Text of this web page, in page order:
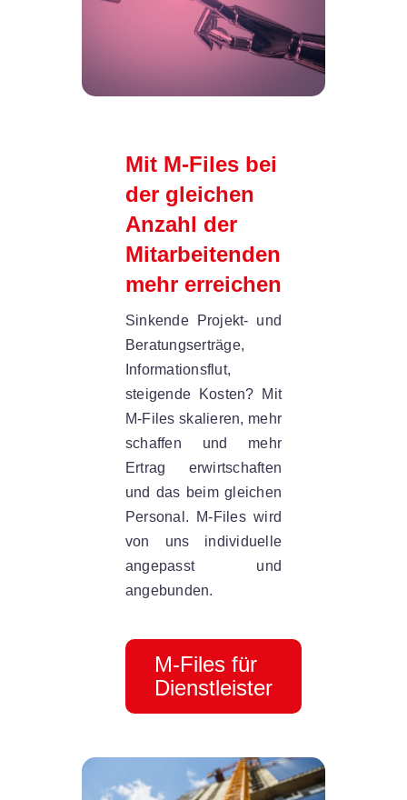
Mit M-Files bei
der gleichen
Anzahl der
Mitarbeitenden
mehr erreichen
Sinkende Projekt- und
Beratungserträge,
Informationsflut,
steigende Kosten? Mit
M-Files skalieren, mehr
schaffen und mehr
Ertrag erwirtschaften
und das beim gleichen
Personal. M-Files wird
von uns individuelle
angepasst und
angebunden.
M-Files für
Dienstleister